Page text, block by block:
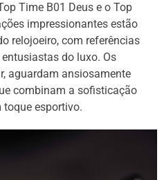
Time B01 Deus e o Top
impressionantes estão
relojoeiro, com referências
do luxo. Os
aguardam ansiosamente
combinam a sofisticação
esportivo.